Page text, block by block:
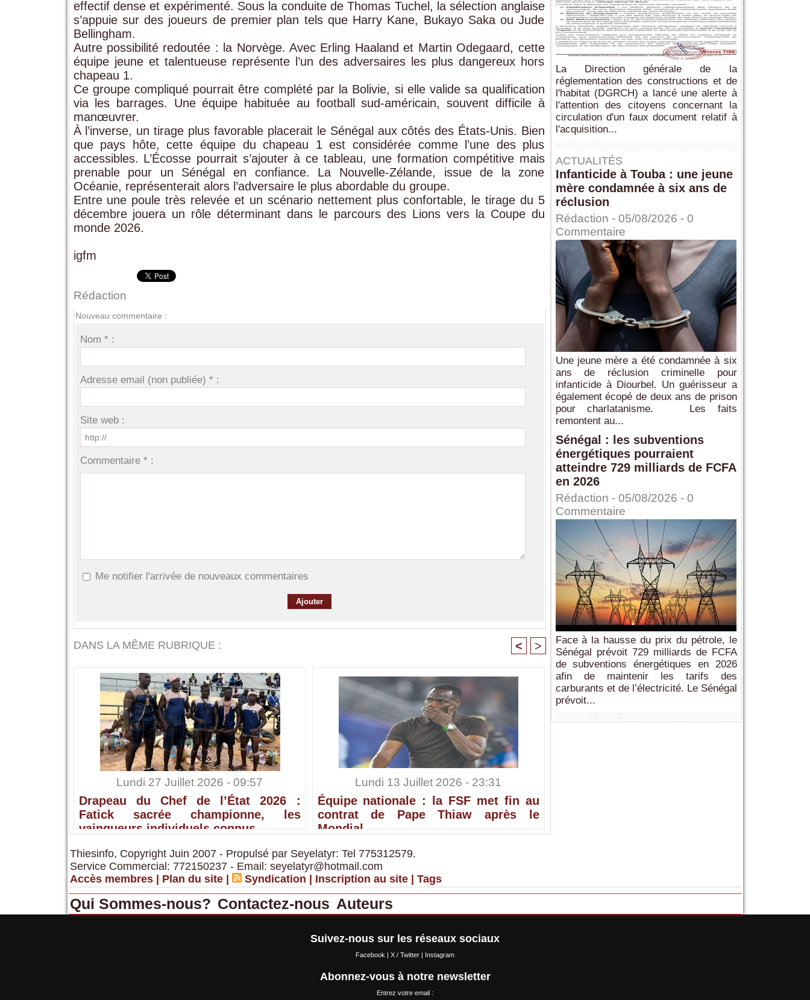
effectif dense et expérimenté. Sous la conduite de Thomas Tuchel, la sélection anglaise
s’appuie sur des joueurs de premier plan tels que Harry Kane, Bukayo Saka ou Jude
Bellingham.
Autre possibilité redoutée : la Norvège. Avec Erling Haaland et Martin Odegaard, cette
équipe jeune et talentueuse représente l’un des adversaires les plus dangereux hors
chapeau 1.
Ce groupe compliqué pourrait être complété par la Bolivie, si elle valide sa qualification
via les barrages. Une équipe habituée au football sud-américain, souvent difficile à
manœuvrer.
À l’inverse, un tirage plus favorable placerait le Sénégal aux côtés des États-Unis. Bien
que pays hôte, cette équipe du chapeau 1 est considérée comme l’une des plus
accessibles. L’Écosse pourrait s’ajouter à ce tableau, une formation compétitive mais
prenable pour un Sénégal en confiance. La Nouvelle-Zélande, issue de la zone
Océanie, représenterait alors l’adversaire le plus abordable du groupe.
Entre une poule très relevée et un scénario nettement plus confortable, le tirage du 5
décembre jouera un rôle déterminant dans le parcours des Lions vers la Coupe du
monde 2026.
igfm
Rédaction
Nouveau commentaire :
Nom * :
Adresse email (non publiée) * :
Site web :
Commentaire * :
Me notifier l'arrivée de nouveaux commentaires
DANS LA MÊME RUBRIQUE : < >
Lundi 27 Juillet 2026 - 09:57
Drapeau du Chef de l’État 2026 :
Fatick sacrée championne, les
vainqueurs individuels connus
Lundi 13 Juillet 2026 - 23:31
Équipe nationale : la FSF met fin au
contrat de Pape Thiaw après le
Mondial
La Direction générale de la
réglementation des constructions et de
l'habitat (DGRCH) a lancé une alerte à
l'attention des citoyens concernant la
circulation d'un faux document relatif à
l'acquisition...
ACTUALITÉS
Infanticide à Touba : une jeune
mère condamnée à six ans de
réclusion
Rédaction - 05/08/2026 - 0
Commentaire
Une jeune mère a été condamnée à six
ans de réclusion criminelle pour
infanticide à Diourbel. Un guérisseur a
également écopé de deux ans de prison
pour charlatanisme. Les faits
remontent au...
Sénégal : les subventions
énergétiques pourraient
atteindre 729 milliards de FCFA
en 2026
Rédaction - 05/08/2026 - 0
Commentaire
Face à la hausse du prix du pétrole, le
Sénégal prévoit 729 milliards de FCFA
de subventions énergétiques en 2026
afin de maintenir les tarifs des
carburants et de l’électricité. Le Sénégal
prévoit...
Thiesinfo, Copyright Juin 2007 - Propulsé par Seyelatyr: Tel 775312579.
Service Commercial: 772150237 - Email: seyelatyr@hotmail.com
Accès membres
Plan du site Syndication Inscription au site Tags
Qui Sommes-nous? Contactez-nous Auteurs
Suivez-nous sur les réseaux sociaux
Facebook X / Twitter Instagram
Abonnez-vous à notre newsletter
Entrez votre email :